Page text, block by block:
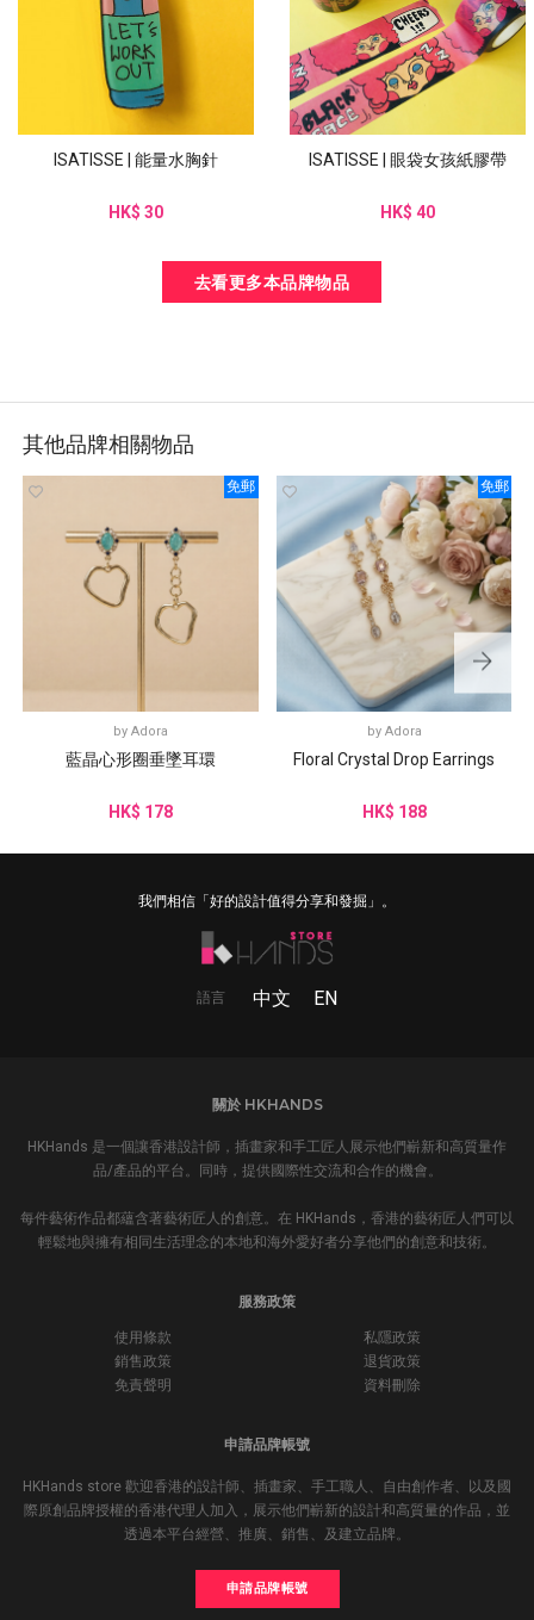
ISATISSE | 能量水胸針
HK$ 30
ISATISSE | 眼袋女孩紙膠帶
HK$ 40
去看更多本品牌物品
其他品牌相關物品
免郵
by Adora
藍晶心形圈垂墜耳環
HK$ 178
免郵
by Adora
Floral Crystal Drop Earrings
HK$ 188
我們相信「好的設計值得分享和發掘」。
語言 中文 EN
關於 HKHANDS
HKHands 是一個讓香港設計師，插畫家和手工匠人展示他們嶄新和高質量作
品/產品的平台。同時，提供國際性交流和合作的機會。
每件藝術作品都蘊含著藝術匠人的創意。在 HKHands，香港的藝術匠人們可以
輕鬆地與擁有相同生活理念的本地和海外愛好者分享他們的創意和技術。
服務政策
使用條款
私隱政策
銷售政策
退貨政策
免責聲明
資料刪除
申請品牌帳號
HKHands store 歡迎香港的設計師、插畫家、手工職人、自由創作者、以及國
際原創品牌授權的香港代理人加入，展示他們嶄新的設計和高質量的作品，並
透過本平台經營、推廣、銷售、及建立品牌。
申請品牌帳號